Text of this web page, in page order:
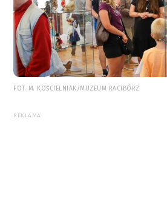
FOT. M. KOŚCIELNIAK/MUZEUM RACIBÓRZ
REKLAMA